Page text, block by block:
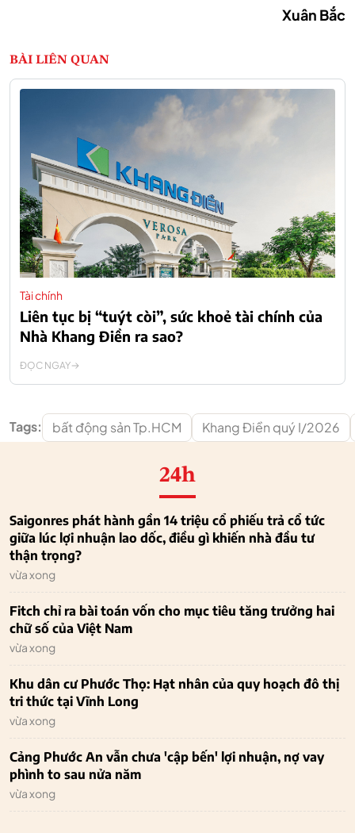
Xuân Bắc
BÀI LIÊN QUAN
Tài chính
Liên tục bị “tuýt còi”, sức khoẻ tài chính của
Nhà Khang Điền ra sao?
ĐỌC NGAY
Tags: bất động sản Tp.HCM Khang Điền quý I/2026
24h
Saigonres phát hành gần 14 triệu cổ phiếu trả cổ tức
giữa lúc lợi nhuận lao dốc, điều gì khiến nhà đầu tư
thận trọng?
vừa xong
Fitch chỉ ra bài toán vốn cho mục tiêu tăng trưởng hai
chữ số của Việt Nam
vừa xong
Khu dân cư Phước Thọ: Hạt nhân của quy hoạch đô thị
tri thức tại Vĩnh Long
vừa xong
Cảng Phước An vẫn chưa 'cập bến' lợi nhuận, nợ vay
phình to sau nửa năm
vừa xong